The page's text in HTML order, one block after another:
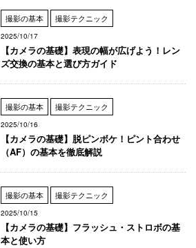
撮影の基本 撮影テクニック
2025/10/17
【カメラの基礎】表現の幅が広げよう！レン
ズ交換の基本と選び方ガイド
撮影の基本 撮影テクニック
2025/10/16
【カメラの基礎】脱ピンボケ！ピント合わせ
（AF）の基本を徹底解説
撮影の基本 撮影テクニック
2025/10/15
【カメラの基礎】フラッシュ・ストロボの基
本と使い方